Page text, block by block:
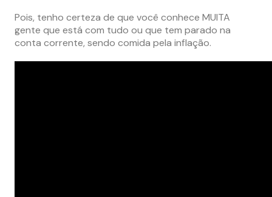
Pois, tenho certeza de que você conhece MUITA
gente que está com tudo ou que tem parado na
conta corrente, sendo comida pela inflação.